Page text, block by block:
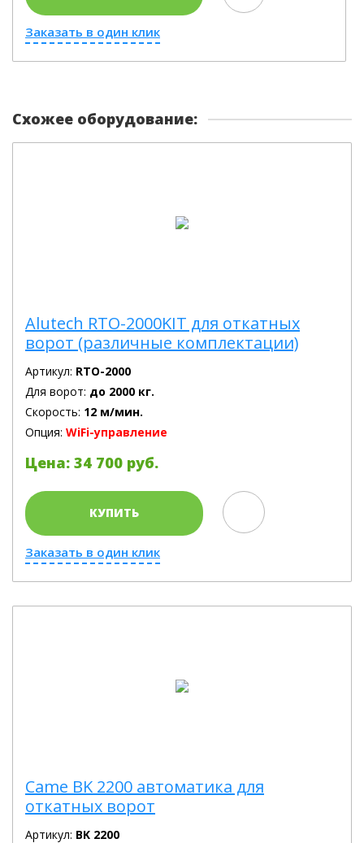
Заказать в один клик
Схожее оборудование:
Alutech RTO-2000KIT для откатных
ворот (различные комплектации)
Артикул: RTO-2000
Для ворот: до 2000 кг.
Скорость: 12 м/мин.
Опция: WiFi-управление
Цена: 34 700 руб.
КУПИТЬ
Заказать в один клик
Came BK 2200 автоматика для
откатных ворот
Артикул: BK 2200